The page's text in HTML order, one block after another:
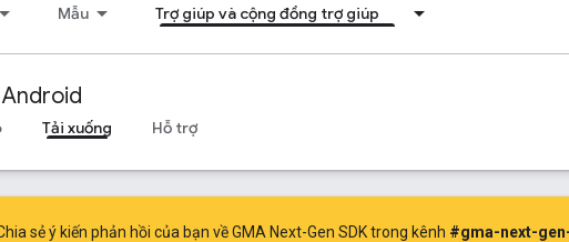
Mẫu Trợ giúp và cộng đồng trợ giúp
Tải xuống Hỗ trợ
sẻ ý kiến phản hồi của bạn về GMA Next-Gen SDK trong kênh #gma-next-